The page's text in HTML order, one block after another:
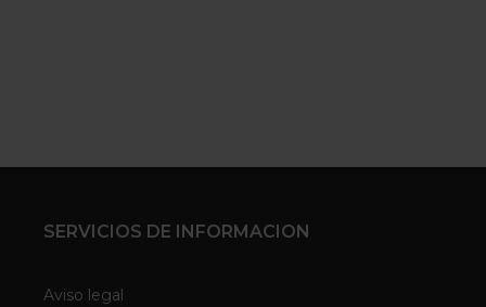
SERVICIOS DE INFORMACION
Aviso legal